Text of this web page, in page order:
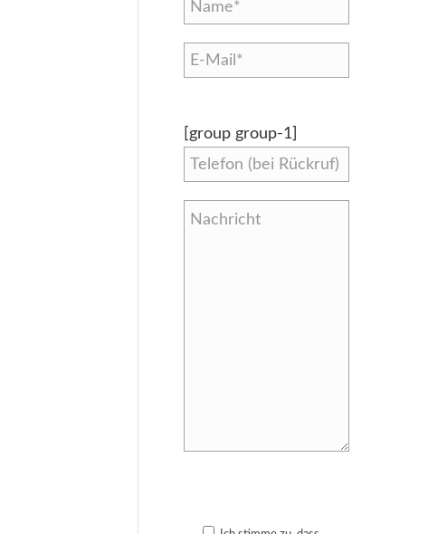
[group group-1]